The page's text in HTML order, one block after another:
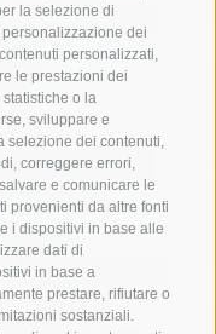
la selezione di
dei
personalizzati,
le prestazioni dei
o la
sviluppare e
selezione dei contenuti,
correggere errori,
e comunicare le
provenienti da altre fonti
i dispositivi in base alle
dati di
in base a
prestare, rifiutare o
sostanziali.
capri
carabinieri
elezioni
incidente
lubrense
polizia municipale
sant'agnello